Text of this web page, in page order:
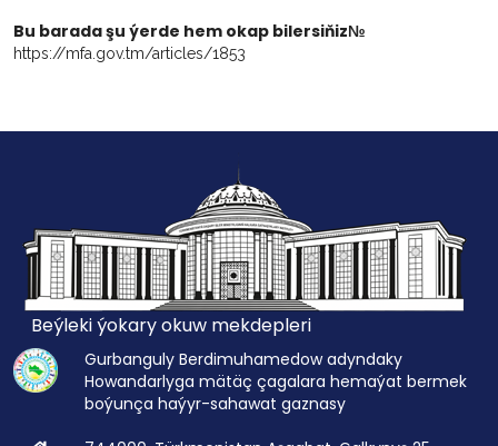
Bu barada şu ýerde hem okap bilersiňiz№
https://mfa.gov.tm/articles/1853
Beýleki ýokary okuw mekdepleri
Gurbanguly Berdimuhamedow adyndaky
Howandarlyga mätäç çagalara hemaýat bermek
boýunça haýyr-sahawat gaznasy